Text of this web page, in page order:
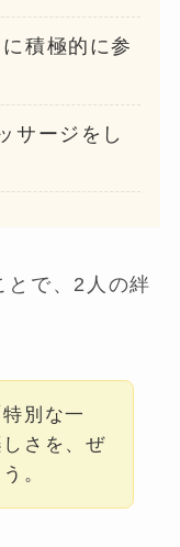
積極的に参
サージをし
とで、2人の絆
別な一
さを、ぜ
。